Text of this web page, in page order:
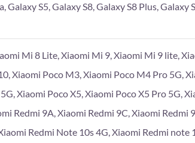
Galaxy S5, Galaxy S8, Galaxy S8 Plus, Galaxy
Mi 8 Lite, Xiaomi Mi 9, Xiaomi Mi 9 lite,
Xiaomi Poco M3, Xiaomi Poco M4 Pro 5G,
Xiaomi Poco X5, Xiaomi Poco X5 Pro 5G,
Redmi 9A, Xiaomi Redmi 9C, Xiaomi
Redmi Note 10s 4G, Xiaomi Redmi